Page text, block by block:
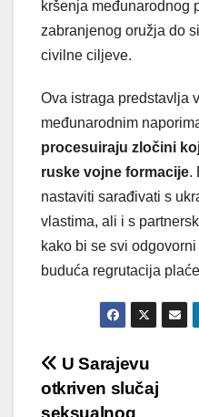
kršenja međunarodnog
zabranjenog oružja do
civilne ciljeve.
Ova istraga predstavlja
međunarodnim
procesuiraju zločini
ruske vojne formacije.
nastaviti sarađivati s
vlastima, ali i s
kako bi se svi
buduća regrutacija
Post
navigation
U Sarajevu
otkriven slučaj
seksualnog